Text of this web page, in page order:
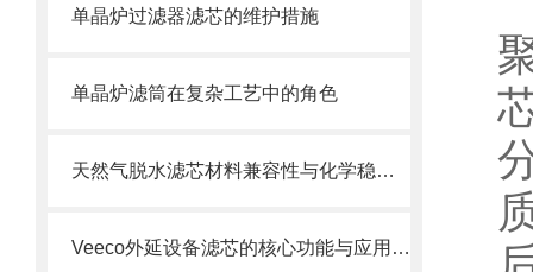
单晶炉过滤器滤芯的维护措施
单晶炉滤筒在复杂工艺中的角色
天然气脱水滤芯材料兼容性与化学稳定性
Veeco外延设备滤芯的核心功能与应用场景